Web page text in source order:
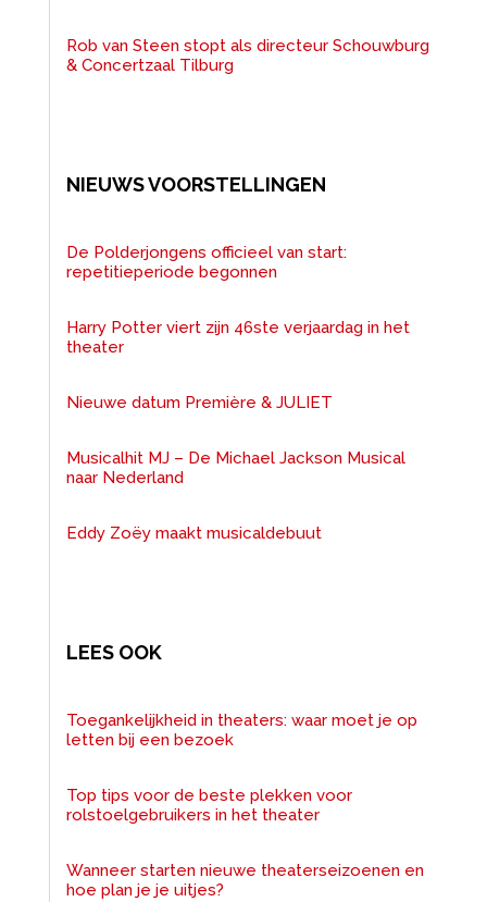
Rob van Steen stopt als directeur Schouwburg
& Concertzaal Tilburg
NIEUWS VOORSTELLINGEN
De Polderjongens officieel van start:
repetitieperiode begonnen
Harry Potter viert zijn 46ste verjaardag in het
theater
Nieuwe datum Première & JULIET
Musicalhit MJ – De Michael Jackson Musical
naar Nederland
Eddy Zoëy maakt musicaldebuut
LEES OOK
Toegankelijkheid in theaters: waar moet je op
letten bij een bezoek
Top tips voor de beste plekken voor
rolstoelgebruikers in het theater
Wanneer starten nieuwe theaterseizoenen en
hoe plan je je uitjes?